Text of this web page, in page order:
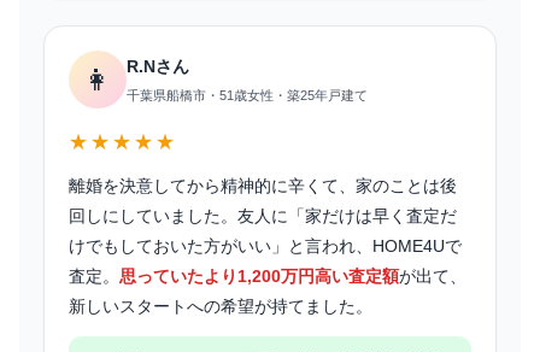
👩 R.Nさん
千葉県船橋市・51歳女性・築25年戸建て
★★★★★
離婚を決意してから精神的に辛くて、家のことは後
回しにしていました。友人に「家だけは早く査定だ
けでもしておいた方がいい」と言われ、HOME4Uで
査定。 思っていたより1,200万円高い査定額が出て、
新しいスタートへの希望が持てました。